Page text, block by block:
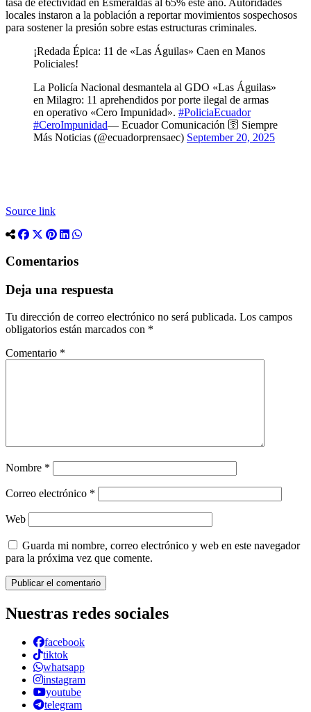
locales instaron a la población a reportar movimientos sospechosos
para sostener la presión sobre estas estructuras criminales.
¡Redada Épica: 11 de «Las Águilas» Caen en Manos
Policiales!
La Policía Nacional desmantela al GDO «Las Águilas»
en Milagro: 11 aprehendidos por porte ilegal de armas
en operativo «Cero Impunidad». #PoliciaEcuador
#CeroImpunidad— Ecuador Comunicación 🛜 Siempre
Más Noticias (@ecuadorprensaec) September 20, 2025
Source link
Comentarios
Deja una respuesta
Tu dirección de correo electrónico no será publicada. Los campos
obligatorios están marcados con *
Comentario *
Nombre *
Correo electrónico *
Web
Guarda mi nombre, correo electrónico y web en este navegador
para la próxima vez que comente.
Nuestras redes sociales
facebook
tiktok
whatsapp
instagram
youtube
telegram